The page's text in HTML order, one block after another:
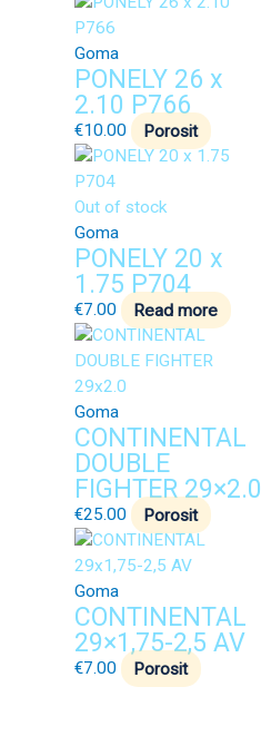
Goma
PONELY 26 x
2.10 P766
€10.00 Porosit
Out of stock
Goma
PONELY 20 x
1.75 P704
€7.00 Read more
Goma
CONTINENTAL
DOUBLE
FIGHTER 29×2.0
€25.00 Porosit
Goma
CONTINENTAL
29×1,75-2,5 AV
€7.00 Porosit